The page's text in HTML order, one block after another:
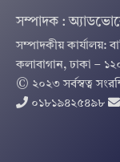
সম্পাদক :
সম্পাদকীয় কার্যালয়:
কলাবাগান, ঢাকা –
© ২০২৩ সর্বস্বত্ব
০১৮১৯৪২৫৪৯৮